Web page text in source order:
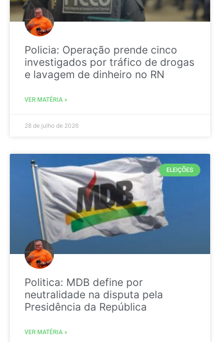
Policia: Operação prende cinco
investigados por tráfico de drogas
e lavagem de dinheiro no RN
VER MATÉRIA »
28 de julho de 2026
ELEIÇÕES
Politica: MDB define por
neutralidade na disputa pela
Presidência da República
VER MATÉRIA »